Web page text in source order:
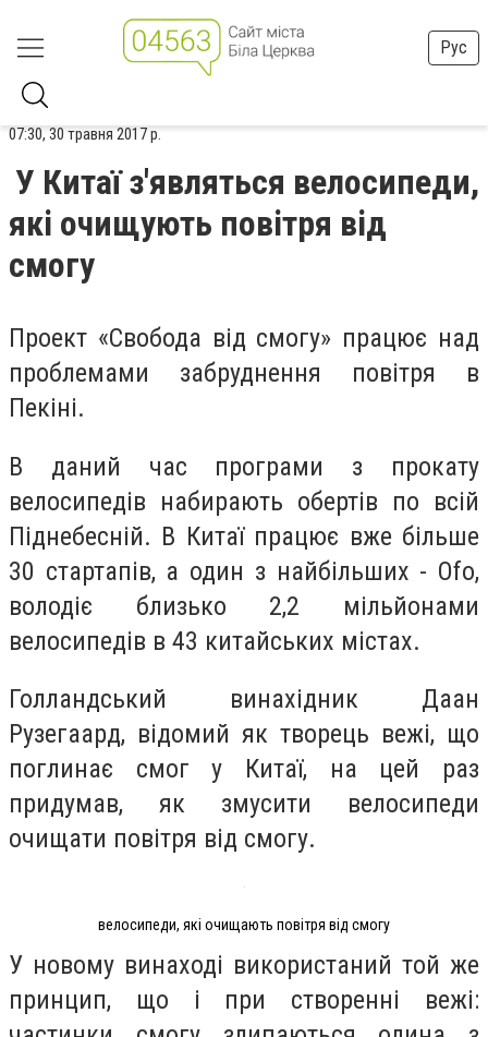
Рус
07:30, 30 травня 2017 р.
У Китаї з'являться велосипеди,
які очищують повітря від
смогу
Проект «Свобода від смогу» працює над
проблемами забруднення повітря в
Пекіні.
В даний час програми з прокату
велосипедів набирають обертів по всій
Піднебесній. В Китаї працює вже більше
30 стартапів, а один з найбільших - Ofo,
володіє близько 2,2 мільйонами
велосипедів в 43 китайських містах.
Голландський винахідник Даан
Рузегаард, відомий як творець вежі, що
поглинає смог у Китаї, на цей раз
придумав, як змусити велосипеди
очищати повітря від смогу.
велосипеди, які очищають повітря від смогу
У новому винаході використаний той же
принцип, що і при створенні вежі: